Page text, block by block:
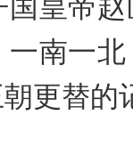
皇帝
南一
更替的